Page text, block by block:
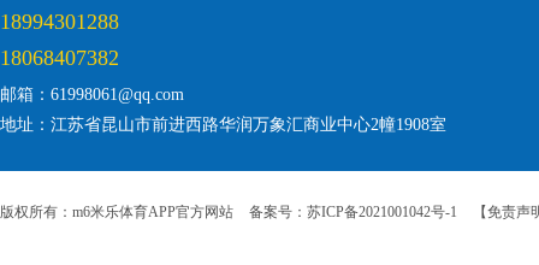
18994301288
18068407382
邮箱：61998061@qq.com
地址：江苏省昆山市前进西路华润万象汇商业中心2幢1908室
版权所有：m6米乐体育APP官方网站 备案号：苏ICP备2021001042号-1 【免责声